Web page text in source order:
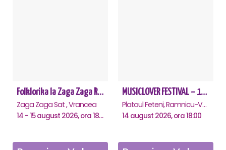
Folklorika la Zaga Zaga Resort
Zaga Zaga Sat , Vrancea
14 - 15 august 2026, ora 18:00
MUSICLOVER FESTIVAL – 14 August – Puya, Johny Romano, Shift, Badd G, DJ Matei & Bogdanov
Platoul Feteni, Ramnicu-Valcea
14 august 2026, ora 18:00